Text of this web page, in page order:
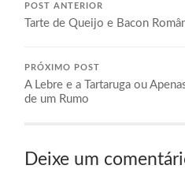
POST ANTERIOR
Tarte de Queijo e Bacon
PRÓXIMO POST
A Lebre e a Tartaruga ou
de um Rumo
Deixe um